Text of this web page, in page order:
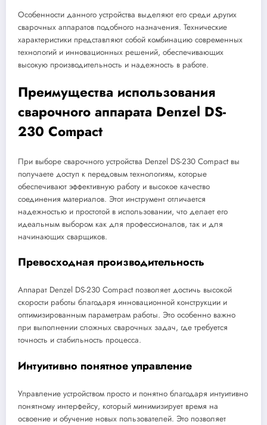
Особенности данного устройства выделяют его среди других
сварочных аппаратов подобного назначения. Технические
характеристики представляют собой комбинацию современных
технологий и инновационных решений, обеспечивающих
высокую производительность и надежность в работе.
Преимущества использования
сварочного аппарата Denzel DS-
230 Compact
При выборе сварочного устройства Denzel DS-230 Compact вы
получаете доступ к передовым технологиям, которые
обеспечивают эффективную работу и высокое качество
соединения материалов. Этот инструмент отличается
надежностью и простотой в использовании, что делает его
идеальным выбором как для профессионалов, так и для
начинающих сварщиков.
Превосходная производительность
Аппарат Denzel DS-230 Compact позволяет достичь высокой
скорости работы благодаря инновационной конструкции и
оптимизированным параметрам работы. Это особенно важно
при выполнении сложных сварочных задач, где требуется
точность и стабильность процесса.
Интуитивно понятное управление
Управление устройством просто и понятно благодаря интуитивно
понятному интерфейсу, который минимизирует время на
освоение и обучение новых пользователей. Это позволяет